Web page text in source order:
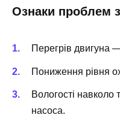
Ознаки проблем
Перегрів двигуна
Пониження рівня
Вологості навколо
насоса.